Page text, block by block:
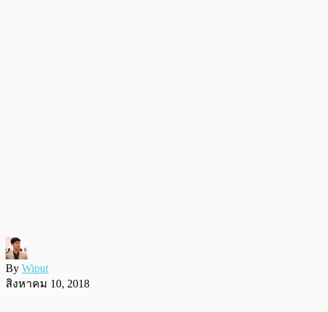
By Wiput
สิงหาคม 10, 2018